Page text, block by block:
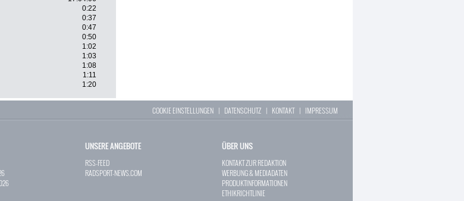
0:22
0:37
0:47
0:50
1:02
1:03
1:08
1:11
1:20
COOKIE EINSTELLUNGEN | DATENSCHUTZ | KONTAKT| IMPRESSUM
UNSERE ANGEBOTE
RSS-FEED
RADSPORT-NEWS.COM
ÜBER UNS
KONTAKT ZUR REDAKTION
WERBUNG & MEDIADATEN
PRODUKTINFORMATIONEN
ETHIKRICHTLINIE